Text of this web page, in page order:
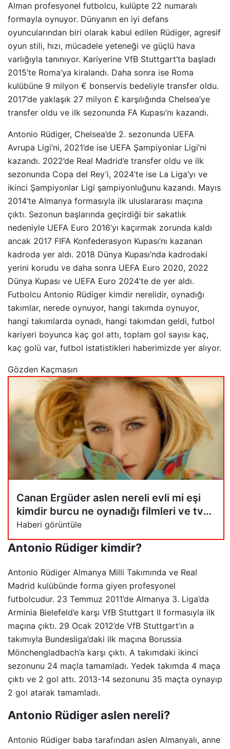
Alman profesyonel futbolcu, kulüpte 22 numaralı
formayla oynuyor. Dünyanın en iyi defans
oyuncularından biri olarak kabul edilen Rüdiger, agresif
oyun stili, hızı, mücadele yeteneği ve güçlü hava
varlığıyla tanınıyor. Kariyerine VfB Stuttgart’ta başladı
2015’te Roma’ya kiralandı. Daha sonra ise Roma
kulübüne 9 milyon € bonservis bedeliyle transfer oldu.
2017’de yaklaşık 27 milyon £ karşılığında Chelsea’ye
transfer oldu ve ilk sezonunda FA Kupası’nı kazandı.
Antonio Rüdiger, Chelsea’de 2. sezonunda UEFA
Avrupa Ligi’ni, 2021’de ise UEFA Şampiyonlar Ligi’ni
kazandı. 2022’de Real Madrid’e transfer oldu ve ilk
sezonunda Copa del Rey’i, 2024’te ise La Liga’yı ve
ikinci Şampiyonlar Ligi şampiyonluğunu kazandı. Mayıs
2014’te Almanya formasıyla ilk uluslararası maçına
çıktı. Sezonun başlarında geçirdiği bir sakatlık
nedeniyle UEFA Euro 2016’yı kaçırmak zorunda kaldı
ancak 2017 FIFA Konfederasyon Kupası’nı kazanan
kadroda yer aldı. 2018 Dünya Kupası’nda kadrodaki
yerini korudu ve daha sonra UEFA Euro 2020, 2022
Dünya Kupası ve UEFA Euro 2024’te de yer aldı.
Futbolcu Antonio Rüdiger kimdir nerelidir, oynadığı
takımlar, nerede oynuyor, hangi takımda oynuyor,
hangi takımlarda oynadı, hangi takımdan geldi, futbol
kariyeri boyunca kaç gol attı, toplam gol sayısı kaç,
kaç golü var, futbol istatistikleri haberimizde yer alıyor.
Gözden Kaçmasın
Canan Ergüder aslen nereli evli mi eşi
kimdir burcu ne oynadığı filmleri ve tv
dizileri
Haberi görüntüle
Antonio Rüdiger kimdir?
Antonio Rüdiger Almanya Milli Takımında ve Real
Madrid kulübünde forma giyen profesyonel
futbolcudur. 23 Temmuz 2011’de Almanya 3. Liga’da
Arminia Bielefeld’e karşı VfB Stuttgart II formasıyla ilk
maçına çıktı. 29 Ocak 2012’de VfB Stuttgart’ın a
takımıyla Bundesliga’daki ilk maçına Borussia
Mönchengladbach’a karşı çıktı. A takımdaki ikinci
sezonunu 24 maçla tamamladı. Yedek takımda 4 maça
çıktı ve 2 gol attı. 2013-14 sezonunu 35 maçta oynayıp
2 gol atarak tamamladı.
Antonio Rüdiger aslen nereli?
Antonio Rüdiger baba tarafından aslen Almanyalı, anne